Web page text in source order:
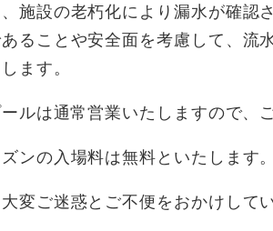
施設の老朽化により漏水が確認
ることや安全面を考慮して、流
ます。
ルは通常営業いたしますので、
ンの入場料は無料といたします。
変ご迷惑とご不便をおかけして